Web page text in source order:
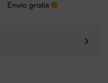
Envío gratis